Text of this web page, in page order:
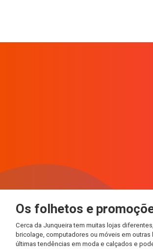
Os folhetos e
Cerca da Junqueira tem muitas lojas
bricolage, computadores ou móveis em
últimas tendências em moda e calçados e